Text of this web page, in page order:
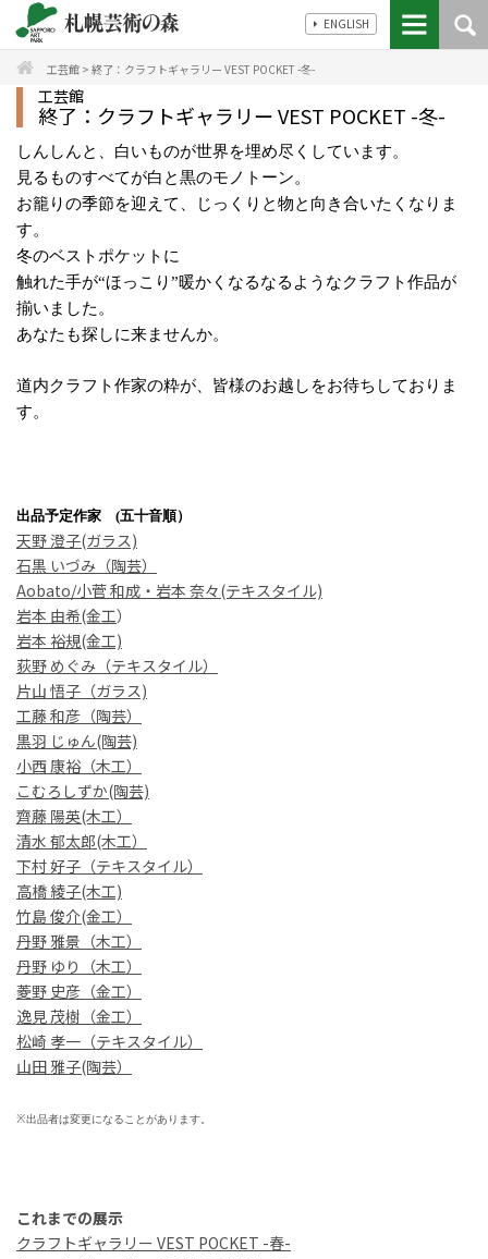
ENGLISH
工芸館 > 終了：クラフトギャラリー VEST POCKET -冬-
工芸館
終了：クラフトギャラリー VEST POCKET -冬-
しんしんと、白いものが世界を埋め尽くしています。
見るものすべてが白と黒のモノトーン。
お籠りの季節を迎えて、じっくりと物と向き合いたくなりま
す。
冬のベストポケットに
触れた手が“ほっこり”暖かくなるなるようなクラフト作品が
揃いました。
あなたも探しに来ませんか。
道内クラフト作家の粋が、皆様のお越しをお待ちしておりま
す。
出品予定作家 (五十音順）
天野 澄子(ガラス)
石黒 いづみ（陶芸）
Aobato/小菅 和成・岩本 奈々(テキスタイル)
岩本 由希(金工）
岩本 裕規(金工)
荻野 めぐみ（テキスタイル）
片山 悟子（ガラス)
工藤 和彦（陶芸）
黒羽 じゅん(陶芸)
小西 康裕（木工）
こむろしずか(陶芸)
齊藤 陽英(木工）
清水 郁太郎(木工）
下村 好子（テキスタイル）
高橋 綾子(木工)
竹島 俊介(金工）
丹野 雅景（木工）
丹野 ゆり（木工）
菱野 史彦 （金工）
逸見 茂樹（金工）
松崎 孝一（テキスタイル）
山田 雅子(陶芸）
※出品者は変更になることがあります。
これまでの展示
クラフトギャラリー VEST POCKET -春-